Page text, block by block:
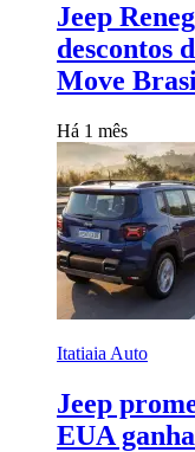
Jeep
descontos
Move
Há 1 mês
Itatiaia Auto
Jeep
EUA